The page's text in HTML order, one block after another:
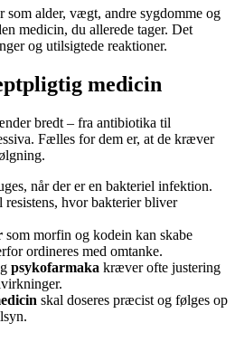
alder, vægt, andre sygdomme og
medicin, du allerede tager. Det
og utilsigtede reaktioner.
medicin
bredt – fra antibiotika til
Fælles for dem er, at de kræver
når der er en bakteriel infektion.
hvor bakterier bliver
som morfin og kodein kan skabe
ordineres med omtanke.
psykofarmaka kræver ofte justering
skal doseres præcist og følges op